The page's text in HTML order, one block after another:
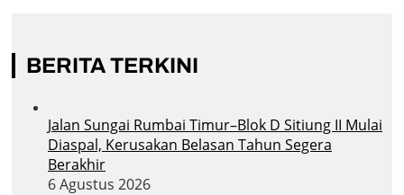
BERITA TERKINI
Jalan Sungai Rumbai Timur–Blok D Sitiung II Mulai
Diaspal, Kerusakan Belasan Tahun Segera
Berakhir
6 Agustus 2026